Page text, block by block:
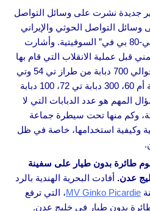
جديدة نشرت على وسائل التواصل
التواصل الحوثي والإيراني
قبل عملية الانقلاب التي قام بها
الحوثي في 2014 كان يمتلك حوالي 700 دبابة من طراز تي 54 وتي
55، 200 دبابة تي 62، 200 دبابة أم 60، 300 دبابة تي 72، 100 دبابة
100 دبابة تي 90. السؤال المهم هو عدد الدبابات التي لا
وكم منها تحت سيطرة جماعة
وكيفية استخدامها، خاصة في ظل
طائرة بدون طيار على سفينة
عدن. أفادت البحرية الهندية بالرد
MV Ginko Picardie، التي ترفع
بدون طيار في خليج عدن.